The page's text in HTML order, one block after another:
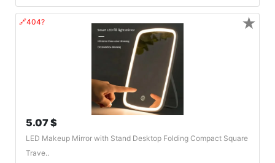
🔗404?
5.07 $
LED Makeup Mirror with Stand Desktop Folding Compact Square
Trave..
★